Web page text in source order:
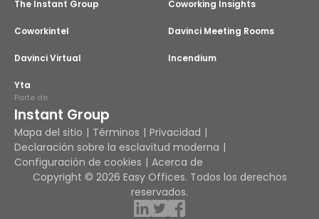
The Instant Group Coworking Insights
Coworkintel Davinci Meeting Rooms
Davinci Virtual Incendium
Yta
Parte de
Instant Group
Mapa del sitio Términos
Privacidad
Declaración sobre la esclavitud moderna
Configuración de cookies
Acerca de
Copyright © 2026 Easy Offices. Todos los derechos
reservados.